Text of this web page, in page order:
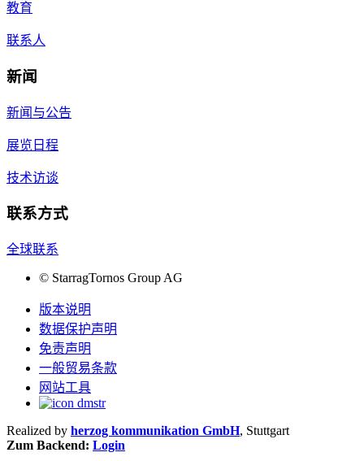
教育
联系人
新闻
新闻与公告
展览日程
技术访谈
联系方式
全球联系
© StarragTornos Group AG
版本说明
数据保护声明
免责声明
一般贸易条款
网站工具
Realized by herzog kommunikation GmbH, Stuttgart
Zum Backend: Login